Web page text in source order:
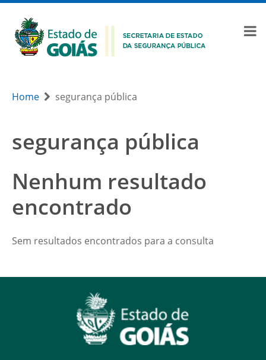
Home segurança pública
segurança pública
Nenhum resultado
encontrado
Sem resultados encontrados para a consulta